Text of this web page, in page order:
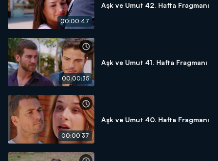
00:00:47
Aşk ve Umut 42. Hafta Fragmanı
00:00:35
Aşk ve Umut 41. Hafta Fragmanı
00:00:37
Aşk ve Umut 40. Hafta Fragmanı